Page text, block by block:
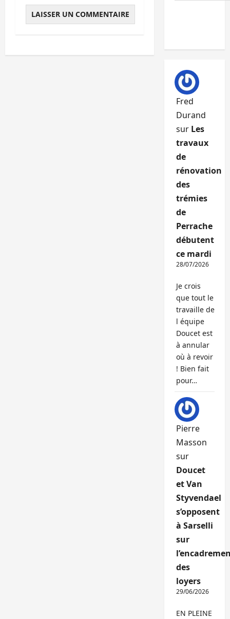
Fred
Durand
sur Les
travaux
de
rénovation
des
trémies
de
Perrache
débutent
ce mardi
28/07/2026
Je crois
que tout le
travaille de
l équipe
Doucet est
à annular
où à revoir
! Bien fait
pour…
Pierre
Masson
sur
Doucet
et Van
Styvendael
s’opposent
à Sarselli
sur
des
loyers
29/06/2026
EN PLEINE